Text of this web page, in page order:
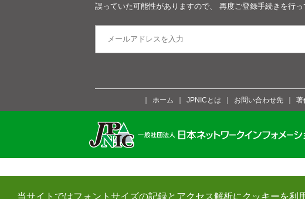
当サイトではフォントサイズの記録とアクセス解析にクッキーを利
誤っていた可能性がありますので、 再度ご登録手続きを行っ
ホーム JPNICとは お問い合わせ先 著